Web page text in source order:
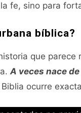
fe, sino para
bíblica?
que
A veces nace
ocurre